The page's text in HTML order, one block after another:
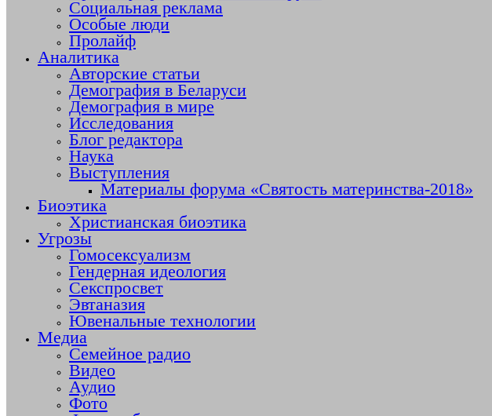
Социальная реклама
Особые люди
Пролайф
Аналитика
Авторские статьи
Демография в Беларуси
Демография в мире
Исследования
Блог редактора
Наука
Выступления
Материалы форума «Святость материнства-2018»
Биоэтика
Христианская биоэтика
Угрозы
Гомосексуализм
Гендерная идеология
Секспросвет
Эвтаназия
Ювенальные технологии
Медиа
Семейное радио
Видео
Аудио
Фото